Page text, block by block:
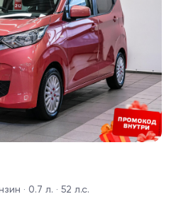
· 0.7 л. · 52 л.с.